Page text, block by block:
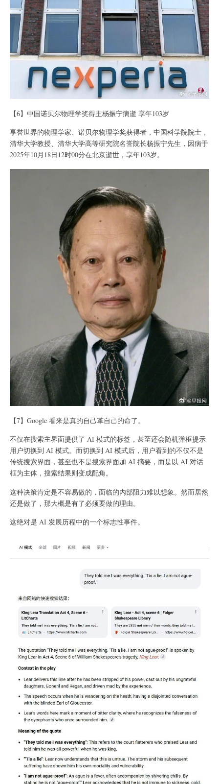
【6】中国诺贝尔物理学奖得主杨振宁病逝 享年103岁
享誉世界的物理学家、诺贝尔物理学奖获得者，中国科学院院士，
清华大学教授、清华大学高等研究院名誉院长杨振宁先生，因病于
2025年10月18日12时00分在北京逝世，享年103岁。
【7】Google 看来是真的自己革自己的命了。
不仅在搜索主界面提供了 AI 模式的标签，甚至还会随机弹框提示
用户切换到 AI 模式。而切换到 AI 模式后，用户看到的不仅不是
传统搜索界面，甚至也不是搜索界面加 AI 摘要，而是以 AI 对话
框为主体，搜索结果则变成配角。
这种决策肯定是不容易做的，面临的内部阻力难以想象。然而居然
还是做了，那大概是有了必须要做的理由。
这绝对是 AI 发展历程中的一个标志性事件。